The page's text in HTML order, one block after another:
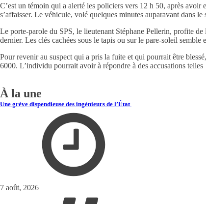
C’est un témoin qui a alerté les policiers vers 12 h 50, après
s’affaisser. Le véhicule, volé quelques minutes auparavant dans
Le porte-parole du SPS, le lieutenant Stéphane Pellerin, profite
dernier. Les clés cachées sous le tapis ou sur le pare-soleil
Pour revenir au suspect qui a pris la fuite et qui pourrait être
6000. L’individu pourrait avoir à répondre à des accusations telles
À la une
Une grève dispendieuse des ingénieurs de l’État
7 août, 2026